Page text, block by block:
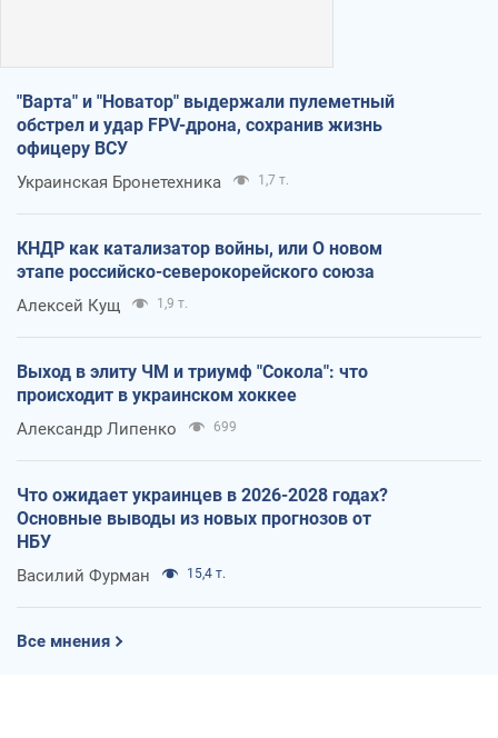
"Варта" и "Новатор" выдержали пулеметный
обстрел и удар FPV-дрона, сохранив жизнь
офицеру ВСУ
Украинская Бронетехника 1,7 т.
КНДР как катализатор войны, или О новом
этапе российско-северокорейского союза
Алексей Кущ 1,9 т.
Выход в элиту ЧМ и триумф "Сокола": что
происходит в украинском хоккее
Александр Липенко 699
Что ожидает украинцев в 2026-2028 годах?
Основные выводы из новых прогнозов от
НБУ
Василий Фурман 15,4 т.
Все мнения